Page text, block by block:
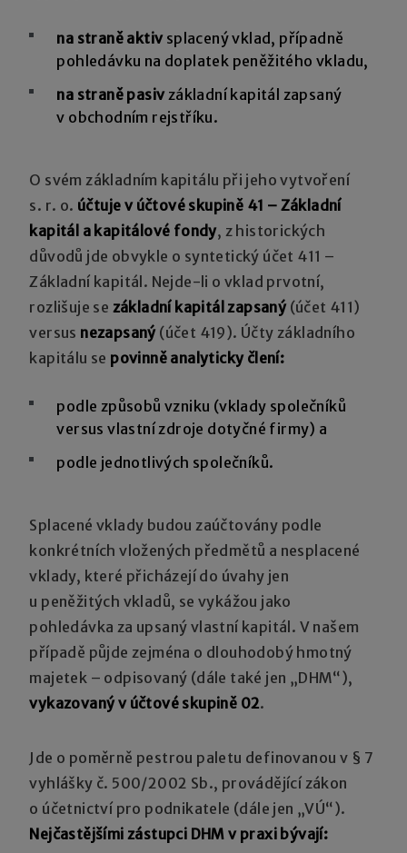
na straně aktivsplacený vklad, případně
pohledávku na doplatek peněžitého vkladu,
na straně pasivzákladní kapitál zapsaný
v obchodním rejstříku.
O svém základním kapitálu při jeho vytvoření
s. r. o. účtuje v účtové skupině 41 – Základní
kapitál a kapitálové fondy, z historických
důvodů jde obvykle o syntetický účet 411 –
Základní kapitál. Nejde-li o vklad prvotní,
rozlišuje se základní kapitál zapsaný(účet 411)
versus nezapsaný(účet 419). Účty základního
kapitálu se povinně analyticky člení:
podle způsobů vzniku (vklady společníků
versus vlastní zdroje dotyčné firmy) a
podle jednotlivých společníků.
Splacené vklady budou zaúčtovány podle
konkrétních vložených předmětů a nesplacené
vklady, které přicházejí do úvahy jen
u peněžitých vkladů, se vykážou jako
pohledávka za upsaný vlastní kapitál. V našem
případě půjde zejména o dlouhodobý hmotný
majetek – odpisovaný (dále také jen „DHM“),
vykazovaný v účtové skupině 02.
Jde o poměrně pestrou paletu definovanou v § 7
vyhlášky č. 500/2002 Sb., provádějící zákon
o účetnictví pro podnikatele (dále jen „VÚ“).
Nejčastějšími zástupci DHM v praxi bývají: